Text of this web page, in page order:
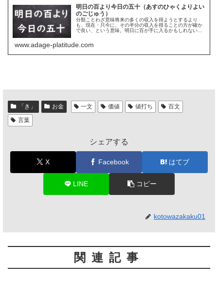
明日の百より今日の五十（あすのひゃくよりよい
のごじゅう）
分類ことわざ意味将来の多くの収入を得ようとするより
も、現在・只今に、その半分の収入を得ることの方が確か
で良い、という意味。明日に百が手に入るかもしれない
www.adage-platitude.com
「き」 お金 一文 価値 値打ち
百文
言葉
シェアする
X Facebook はてブ
LINE コピー
kotowazakaku01
関連記事